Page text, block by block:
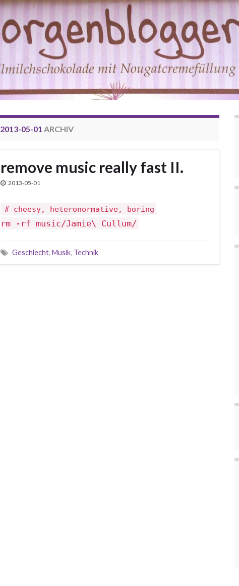
2013-05-01 ARCHIV
remove music really fast II.
2013-05-01
# cheesy, heteronormative, boring
rm -rf music/Jamie\ Cullum/
Geschlecht, Musik, Technik